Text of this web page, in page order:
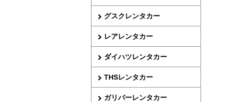
グスクレンタカー
レアレンタカー
ダイハツレンタカー
THSレンタカー
ガリバーレンタカー